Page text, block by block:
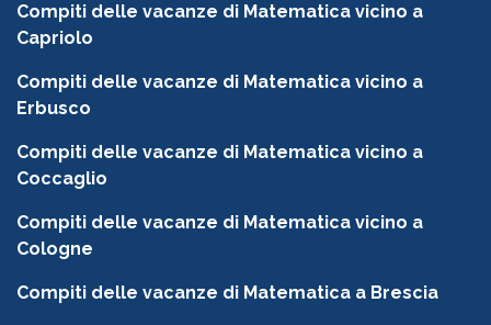
Compiti delle vacanze di Matematica vicino a
Capriolo
Compiti delle vacanze di Matematica vicino a
Erbusco
Compiti delle vacanze di Matematica vicino a
Coccaglio
Compiti delle vacanze di Matematica vicino a
Cologne
Compiti delle vacanze di Matematica a Brescia